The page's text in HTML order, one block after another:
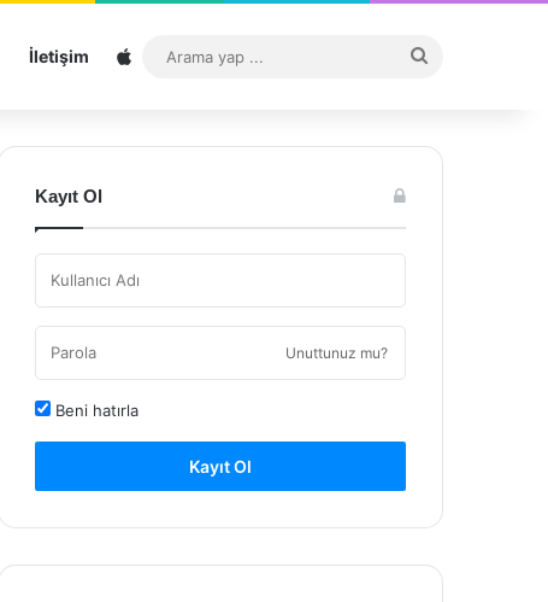
İletişim Sitemap
...
Kayıt Ol
Unuttunuz mu?
Beni hatırla
Kayıt Ol